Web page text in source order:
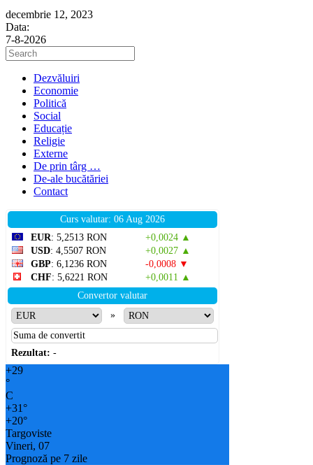
decembrie 12, 2023
Data:
7-8-2026
Escape
Dezvăluiri
Economie
Politică
Social
Educație
Religie
Externe
De prin târg …
De-ale bucătăriei
Contact
Curs valutar: 06 Aug 2026
EUR: 5,2513 RON
+0,0024 ▲
USD: 4,5507 RON
+0,0027 ▲
GBP: 6,1236 RON
-0,0008 ▼
CHF: 5,6221 RON
+0,0011 ▲
Convertor valutar
»
Rezultat: -
+29
°
C
+31°
+20°
Targoviste
Vineri, 07
Prognoză pe 7 zile